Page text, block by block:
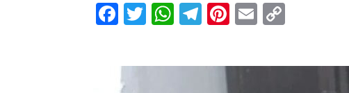
Facebook
Twitter
WhatsApp
Telegram
Pinterest
Email